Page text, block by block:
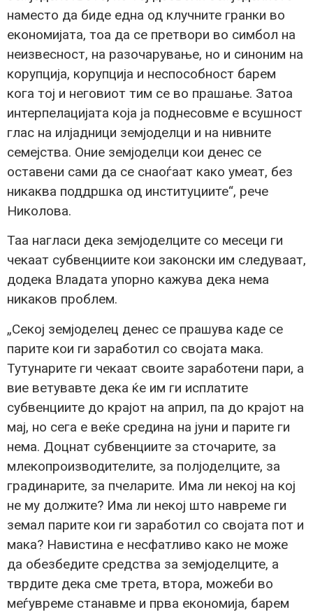
наместо да биде една од клучните гранки во
економијата, тоа да се претвори во симбол на
неизвесност, на разочарување, но и синоним на
корупција, корупција и неспособност барем
кога тој и неговиот тим се во прашање. Затоа
интерпелацијата која ја поднесовме е всушност
глас на илјадници земјоделци и на нивните
семејства. Оние земјоделци кои денес се
оставени сами да се снаоѓаат како умеат, без
никаква поддршка од институциите“, рече
Николова.
Таа нагласи дека земјоделците со месеци ги
чекаат субвенциите кои законски им следуваат,
додека Владата упорно кажува дека нема
никаков проблем.
„Секој земјоделец денес се прашува каде се
парите кои ги заработил со својата мака.
Тутунарите ги чекаат своите заработени пари, а
вие ветувавте дека ќе им ги исплатите
субвенциите до крајот на април, па до крајот на
мај, но сега е веќе средина на јуни и парите ги
нема. Доцнат субвенциите за сточарите, за
млекопроизводителите, за полјоделците, за
градинарите, за пчеларите. Има ли некој на кој
не му должите? Има ли некој што навреме ги
земал парите кои ги заработил со својата пот и
мака? Навистина е несфатливо како не може
да обезбедите средства за земјоделците, а
тврдите дека сме трета, втора, можеби во
меѓувреме станавме и прва економија, барем